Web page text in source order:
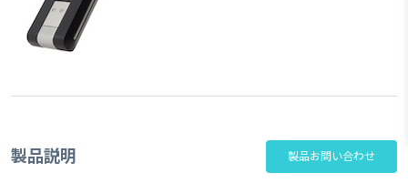
製品説明 製品お問い合わせ